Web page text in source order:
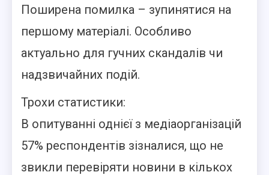
Поширена помилка – зупинятися на
першому матеріалі. Особливо
актуально для гучних скандалів чи
надзвичайних подій.
Трохи статистики:
В опитуванні однієї з медіаорганізацій
57% респондентів зізналися, що не
звикли перевіряти новини в кількох